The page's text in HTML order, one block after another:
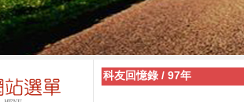
科友回憶錄 / 97年